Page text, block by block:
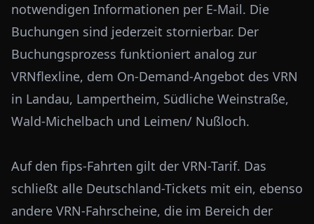
notwendigen Informationen per E-Mail. Die
Buchungen sind jederzeit stornierbar. Der
Buchungsprozess funktioniert analog zur
VRNflexline, dem On-Demand-Angebot des VRN
in Landau, Lampertheim, Südliche Weinstraße,
Wald-Michelbach und Leimen/ Nußloch.
Auf den fips-Fahrten gilt der VRN-Tarif. Das
schließt alle Deutschland-Tickets mit ein, ebenso
andere VRN-Fahrscheine, die im Bereich der